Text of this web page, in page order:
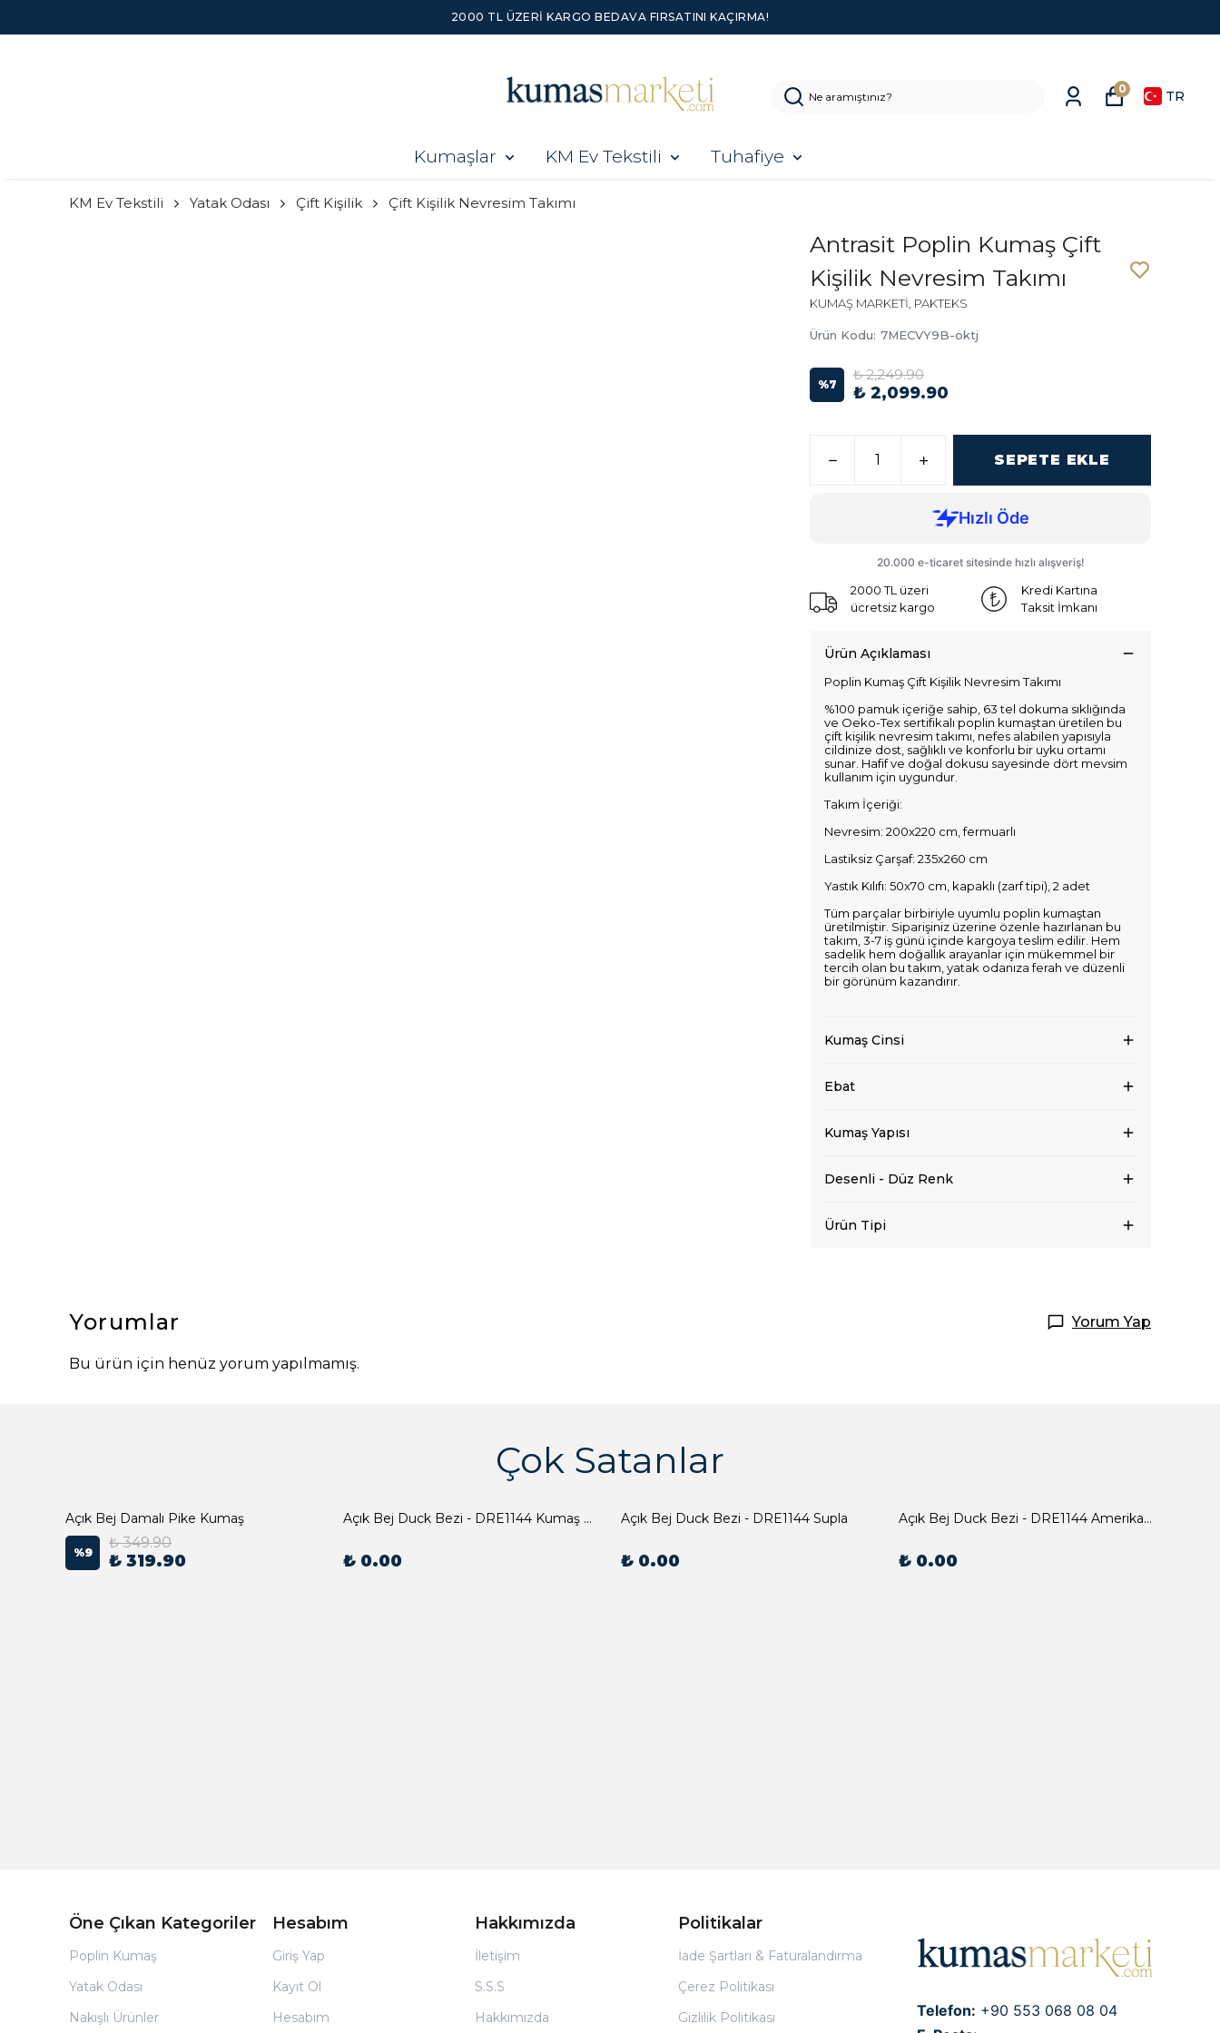
2000 TL ÜZERI KARGO BEDAVA FIRSATINI KAÇIRMA!
Kumaşlar KM Ev Tekstili Tuhafiye
0 TR
KM Ev Tekstili Yatak Odası Çift Kişilik Çift Kişilik Nevresim Takımı
Antrasit Poplin Kumaş Çift
Kişilik Nevresim Takımı
KUMAŞ MARKETİ, PAKTEKS
Ürün Kodu: 7MECVY9B-oktj
%7
₺ 2,249.90
₺ 2,099.90
SEPETE EKLE
2000 TL üzeri
ücretsiz kargo
Kredi Kartına
Taksit İmkanı
Ürün Açıklaması
Poplin Kumaş Çift Kişilik Nevresim Takımı
%100 pamuk içeriğe sahip, 63 tel dokuma sıklığında
ve Oeko-Tex sertifikalı poplin kumaştan üretilen bu
çift kişilik nevresim takımı, nefes alabilen yapısıyla
cildinize dost, sağlıklı ve konforlu bir uyku ortamı
sunar. Hafif ve doğal dokusu sayesinde dört mevsim
kullanım için uygundur.
Takım İçeriği:
Nevresim: 200x220 cm, fermuarlı
Lastiksiz Çarşaf: 235x260 cm
Yastık Kılıfı: 50x70 cm, kapaklı (zarf tipi), 2 adet
Tüm parçalar birbiriyle uyumlu poplin kumaştan
üretilmiştir. Siparişiniz üzerine özenle hazırlanan bu
takım, 3-7 iş günü içinde kargoya teslim edilir. Hem
sadelik hem doğallık arayanlar için mükemmel bir
tercih olan bu takım, yatak odanıza ferah ve düzenli
bir görünüm kazandırır.
Kumaş Cinsi
Ebat
Kumaş Yapısı
Desenli - Düz Renk
Ürün Tipi
Yorumlar Yorum Yap
Bu ürün için henüz yorum yapılmamış.
Çok Satanlar
Açık Bej Damalı Pike Kumaş
%9
₺ 349.90
₺ 319.90
Açık Bej Duck Bezi - DRE1144 Kumaş Peçete
₺ 0.00
Açık Bej Duck Bezi - DRE1144 Supla
₺ 0.00
Açık Bej Duck Bezi - DRE1144 Amerikan Servis
₺ 0.00
Öne Çıkan Kategoriler
Poplin Kumaş
Yatak Odası
Nakışlı Ürünler
Hesabım
Giriş Yap
Kayıt Ol
Hesabım
Hakkımızda
İletişim
S.S.S
Hakkımızda
Politikalar
İade Şartları & Faturalandırma
Çerez Politikası
Gizlilik Politikası
Telefon: +90 553 068 08 04